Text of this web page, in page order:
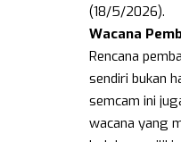
(18/5/2026).
Wacana
Rencana
sendiri bukan
semcam ini
wacana yang